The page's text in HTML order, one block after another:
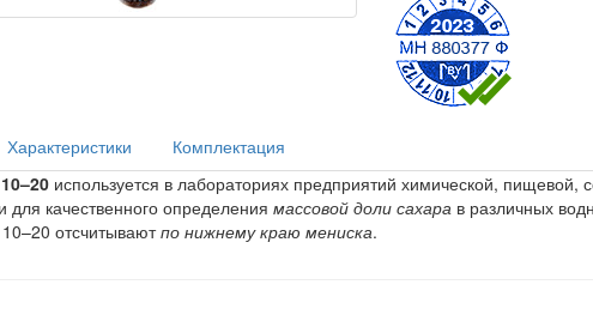
Характеристики
Комплектация
используется в лабораториях предприятий химической, пищевой,
качественного определения массовой доли сахара в различных
отсчитываютпо нижнему краю мениска.